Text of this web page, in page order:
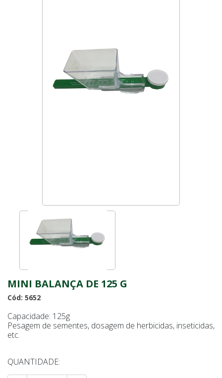
MINI BALANÇA DE 125 G
Cód: 5652
Capacidade: 125g
Pesagem de sementes, dosagem de herbicidas, inseticidas,
etc.
QUANTIDADE: